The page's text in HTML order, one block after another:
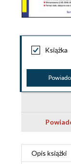
Książka
Opis książki